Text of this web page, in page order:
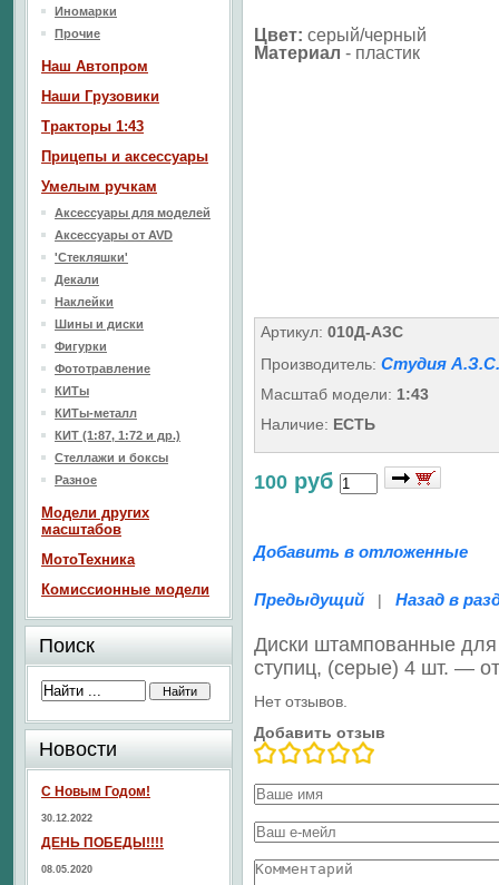
Цвет: серый/черный
Материал - пластик
Артикул: 010Д-АЗС
Производитель: Студия А.З.С.
Масштаб модели: 1:43
Наличие: ЕСТЬ
100 руб
Добавить в отложенные
Предыдущий | Назад в
Диски штампованные
ступиц, (серые) 4 шт. —
Нет отзывов.
Добавить отзыв
Иномарки
Прочие
Наш Aвтопром
Наши Грузовики
Тракторы 1:43
Прицепы и аксессуары
Умелым ручкам
Аксессуары для моделей
Аксессуары от AVD
'Стекляшки'
Декали
Наклейки
Шины и диски
Фигурки
Фототравление
КИТы
КИТы-металл
КИТ (1:87, 1:72 и др.)
Стеллажи и боксы
Разное
Модели других
масштабов
МотоТехника
Комиссионные модели
Поиск
Новости
С Новым Годом!
30.12.2022
ДЕНЬ ПОБЕДЫ!!!!
08.05.2020